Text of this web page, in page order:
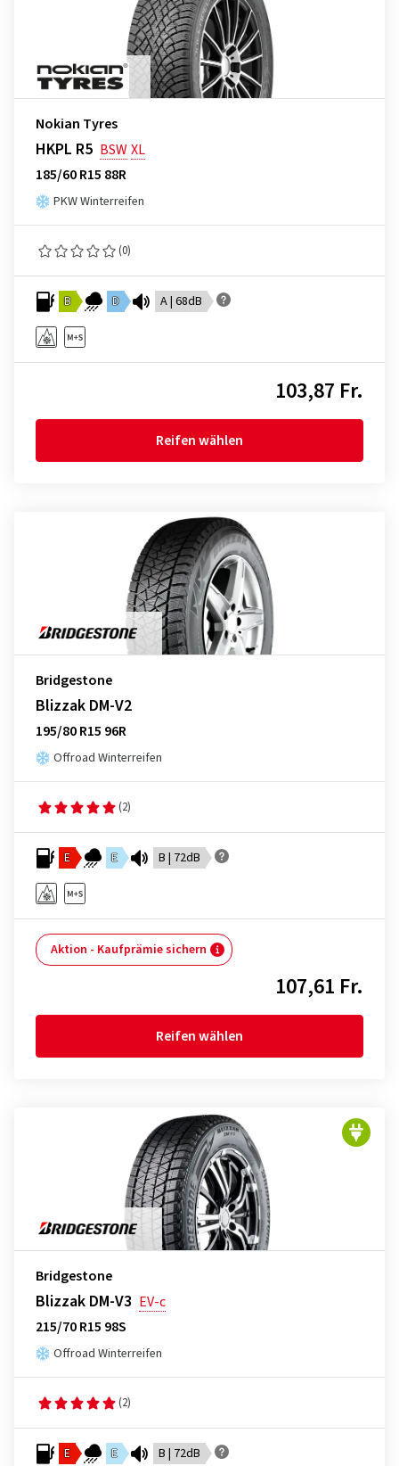
Nokian Tyres
HKPL R5 BSWXL
185/60 R15 88R
PKW Winterreifen
(0)
B D A | 68dB
103,87 Fr.
Reifen wählen
Bridgestone
Blizzak DM-V2
195/80 R15 96R
Offroad Winterreifen
(2)
E E B | 72dB
Aktion - Kaufprämie sichern
107,61 Fr.
Reifen wählen
Bridgestone
Blizzak DM-V3 EV-c
215/70 R15 98S
Offroad Winterreifen
(2)
E E B | 72dB